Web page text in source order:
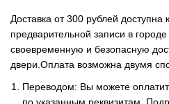
Доставка от 300 рублей доступна
предварительной записи в
своевременную и безопасную
двери.Оплата возможна двумя
Переводом: Вы можете